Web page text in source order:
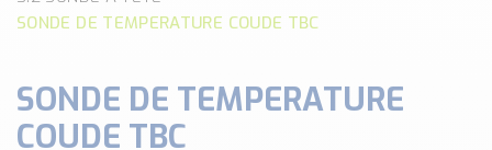
DETECTION
ENREGISTREUR + ACQUISITION DE DONNEES
Voir toutes les catégories …
SONDE DE TEMPERATURE COUDE TBC
SONDE DE TEMPERATURE
COUDE TBC